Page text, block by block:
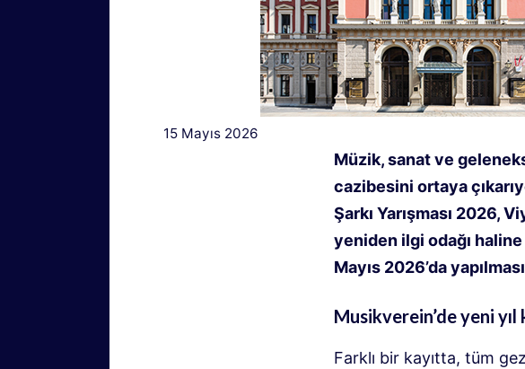
15 Mayıs 2026
Müzik, sanat ve
cazibesini ortaya
Şarkı Yarışması 2026,
yeniden ilgi odağı
Mayıs 2026’da
Musikverein’de yeni yıl
Farklı bir kayıtta, tüm